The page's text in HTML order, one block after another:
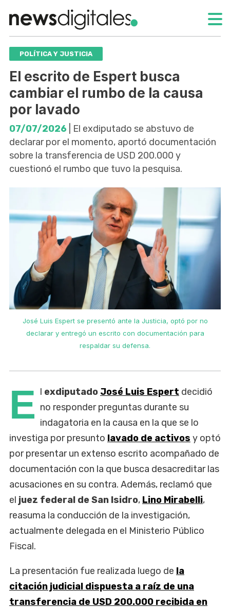
POLÍTICA Y JUSTICIA
El escrito de Espert busca
cambiar el rumbo de la causa
por lavado
07/07/2026 | El exdiputado se abstuvo de
declarar por el momento, aportó documentación
sobre la transferencia de USD 200.000 y
cuestionó el rumbo que tuvo la pesquisa.
José Luis Espert se presentó ante la Justicia, optó por no
declarar y entregó un escrito con documentación para
respaldar su defensa.
E l exdiputado José Luis Espert decidió
no responder preguntas durante su
indagatoria en la causa en la que se lo
investiga por presunto lavado de activos y optó
por presentar un extenso escrito acompañado de
documentación con la que busca desacreditar las
acusaciones en su contra. Además, reclamó que
el juez federal de San Isidro, Lino Mirabelli,
reasuma la conducción de la investigación,
actualmente delegada en el Ministerio Público
Fiscal.
La presentación fue realizada luego de la
citación judicial dispuesta a raíz de una
transferencia de USD 200.000 recibida en